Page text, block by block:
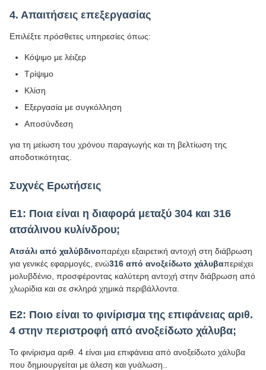
4. Απαιτήσεις επεξεργασίας
Επιλέξτε πρόσθετες υπηρεσίες όπως:
Κόψιμο με λέιζερ
Τρίψιμο
Κλίση
Εξεργασία με συγκόλληση
Αποσύνδεση
για τη μείωση του χρόνου παραγωγής και τη βελτίωση της
αποδοτικότητας.
Συχνές Ερωτήσεις
Ε1: Ποια είναι η διαφορά μεταξύ 304 και 316
ατσάλινου κυλίνδρου;
Ατσάλι από χαλύβδινοπαρέχει εξαιρετική αντοχή στη διάβρωση
για γενικές εφαρμογές, ενώ316 από ανοξείδωτο χάλυβαπεριέχει
μολυβδένιο, προσφέροντας καλύτερη αντοχή στην διάβρωση από
χλωρίδια και σε σκληρά χημικά περιβάλλοντα.
Ε2: Ποιο είναι το φινίρισμα της επιφάνειας αριθ.
4 στην περιστροφή από ανοξείδωτο χάλυβα;
Το φινίρισμα αριθ. 4 είναι μια επιφάνεια από ανοξείδωτο χάλυβα
που δημιουργείται με άλεση και γυάλωση..